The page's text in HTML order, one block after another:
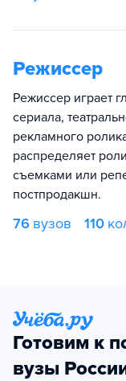
Режиссер
Режиссер играет
сериала,
рекламного
распределяет
съемками или
постпродакшн.
76 вузов 110
Готовим к
вузы